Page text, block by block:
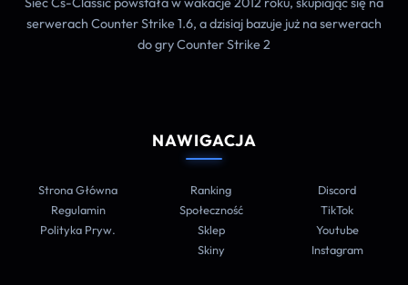
serwerach Counter Strike 1.6, a dzisiaj bazuje już na serwerach
do gry Counter Strike 2
NAWIGACJA
Strona Główna
Regulamin
Polityka Pryw.
Ranking
Społeczność
Sklep
Skiny
Discord
TikTok
Youtube
Instagram